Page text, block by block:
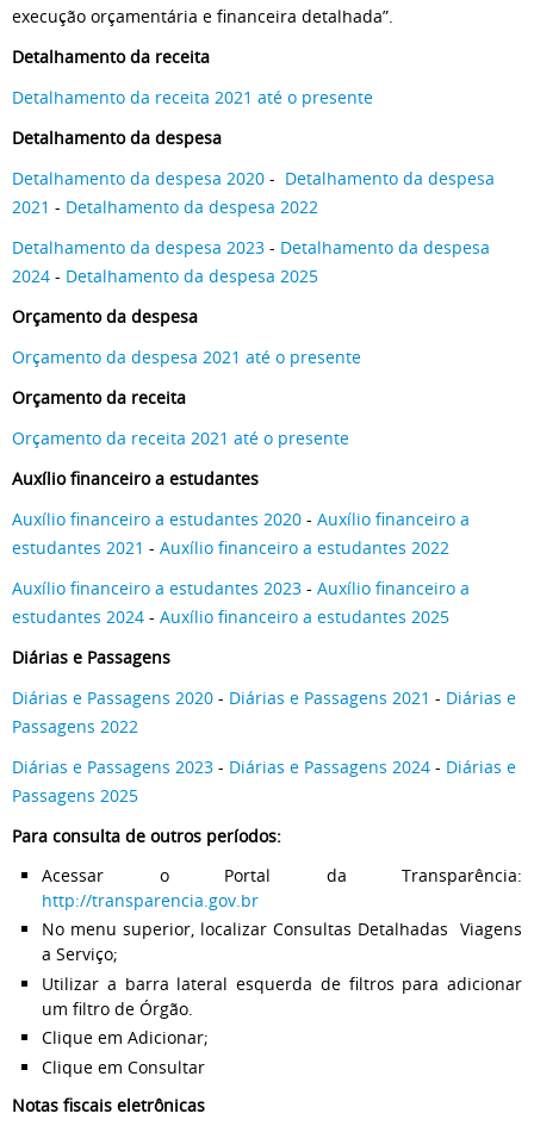
execução orçamentária e financeira detalhada”.
Detalhamento da receita
Detalhamento da receita 2021 até o presente
Detalhamento da despesa
Detalhamento da despesa 2020 - Detalhamento da despesa
2021 - Detalhamento da despesa 2022
Detalhamento da despesa 2023 - Detalhamento da despesa
2024 - Detalhamento da despesa 2025
Orçamento da despesa
Orçamento da despesa 2021 até o presente
Orçamento da receita
Orçamento da receita 2021 até o presente
Auxílio financeiro a estudantes
Auxílio financeiro a estudantes 2020 - Auxílio financeiro a
estudantes 2021 - Auxílio financeiro a estudantes 2022
Auxílio financeiro a estudantes 2023 - Auxílio financeiro a
estudantes 2024 - Auxílio financeiro a estudantes 2025
Diárias e Passagens
Diárias e Passagens 2020 - Diárias e Passagens 2021 - Diárias e
Passagens 2022
Diárias e Passagens 2023 - Diárias e Passagens 2024 - Diárias e
Passagens 2025
Para consulta de outros períodos:
Acessar o Portal da Transparência:
http://transparencia.gov.br
No menu superior, localizar Consultas Detalhadas Viagens
a Serviço;
Utilizar a barra lateral esquerda de filtros para adicionar
um filtro de Órgão.
Clique em Adicionar;
Clique em Consultar
Notas fiscais eletrônicas